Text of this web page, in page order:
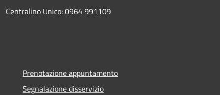
Centralino Unico: 0964 991109
Prenotazione appuntamento
Segnalazione disservizio